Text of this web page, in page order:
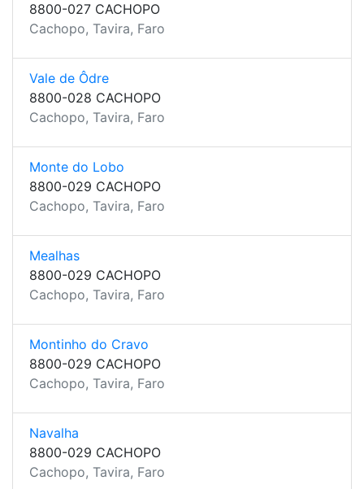
8800-027 CACHOPO
Cachopo, Tavira, Faro
Vale de Ôdre
8800-028 CACHOPO
Cachopo, Tavira, Faro
Monte do Lobo
8800-029 CACHOPO
Cachopo, Tavira, Faro
Mealhas
8800-029 CACHOPO
Cachopo, Tavira, Faro
Montinho do Cravo
8800-029 CACHOPO
Cachopo, Tavira, Faro
Navalha
8800-029 CACHOPO
Cachopo, Tavira, Faro